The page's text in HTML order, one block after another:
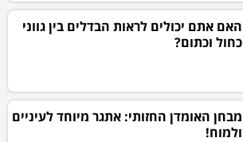
האם אתם יכולים לראות הבדלים בין גווני
כחול וכתום?
מבחן האומדן החזותי: אתגר מיוחד לעיניים
ולמוח!